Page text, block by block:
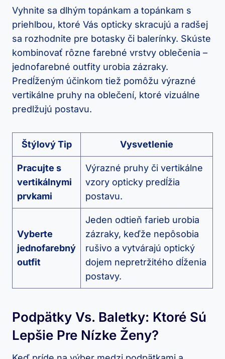
Vyhnite sa dlhým topánkam a topánkam s
priehlbou, ktoré Vás opticky skracujú a radšej
sa rozhodnite pre botasky či balerínky. Skúste
kombinovať rôzne farebné vrstvy oblečenia –
jednofarebné outfity urobia zázraky.
Predĺženým účinkom tiež pomôžu výrazné
vertikálne pruhy na oblečení, ktoré vizuálne
predlžujú postavu.
Štýlový Tip Vysvetlenie
Pracujte s
vertikálnymi
prvkami
Výrazné pruhy či vertikálne
vzory opticky predĺžia
postavu.
Vyberte
jednofarebný
outfit
Jeden odtieň farieb urobia
zázraky, keďže nepôsobia
rušivo a vytvárajú optický
dojem nepretržitého dĺženia
postavy.
Podpätky Vs. Baletky: Ktoré Sú
Lepšie Pre Nízke Ženy?